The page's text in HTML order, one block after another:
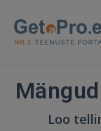
Loo